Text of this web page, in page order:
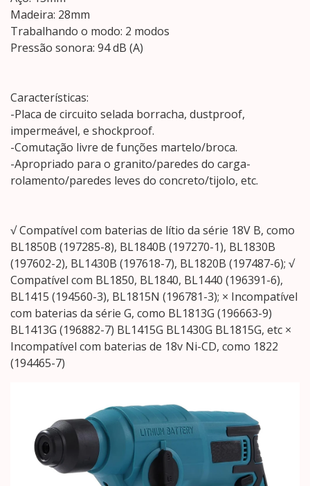
Madeira: 28mm
Trabalhando o modo: 2 modos
Pressão sonora: 94 dB (A)
Características:
-Placa de circuito selada borracha, dustproof,
impermeável, e shockproof.
-Comutação livre de funções martelo/broca.
-Apropriado para o granito/paredes do carga-
rolamento/paredes leves do concreto/tijolo, etc.
√ Compatível com baterias de lítio da série 18V B, como
BL1850B (197285-8), BL1840B (197270-1), BL1830B
(197602-2), BL1430B (197618-7), BL1820B (197487-6); √
Compatível com BL1850, BL1840, BL1440 (196391-6),
BL1415 (194560-3), BL1815N (196781-3); × Incompatível
com baterias da série G, como BL1813G (196663-9)
BL1413G (196882-7) BL1415G BL1430G BL1815G, etc ×
Incompatível com baterias de 18v Ni-CD, como 1822
(194465-7)